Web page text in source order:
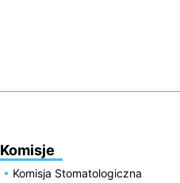
Komisje
Komisja Stomatologiczna